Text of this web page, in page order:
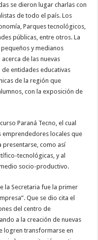
se dieron lugar charlas con
de todo el país. Los
Parques tecnológicos,
públicas, entre otros. La
y medianos
de las nuevas
entidades educativas
de la región que
con la exposición de
Paraná Tecno, el cual
locales que
presentarse, como así
tecnológicas, y al
socio-productivo.
la Secretaria fue la primer
Que se dio cita el
del centro de
a la creación de nuevas
logren transformarse en